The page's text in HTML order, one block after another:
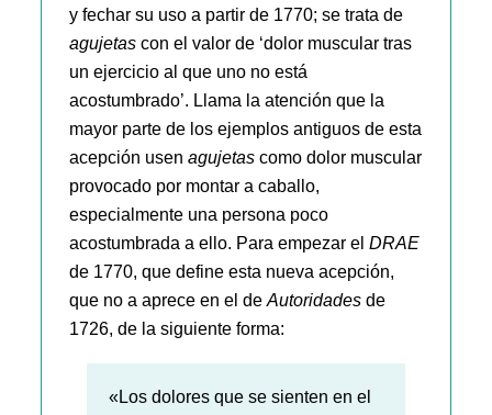
y fechar su uso a partir de 1770; se trata de
agujetas con el valor de ‘dolor muscular tras
un ejercicio al que uno no está
acostumbrado’. Llama la atención que la
mayor parte de los ejemplos antiguos de esta
acepción usenagujetas como dolor muscular
provocado por montar a caballo,
especialmente una persona poco
acostumbrada a ello. Para empezar elDRAE
de 1770, que define esta nueva acepción,
que no a aprece en el deAutoridades de
1726, de la siguiente forma:
«Los dolores que se sienten en el